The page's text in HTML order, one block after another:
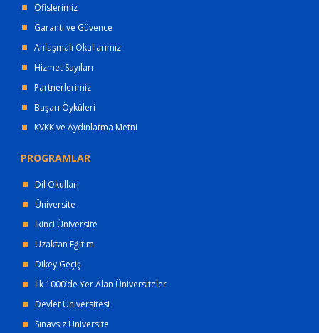
Ofislerimiz
Garanti ve Güvence
Anlaşmalı Okullarımız
Hizmet Sayıları
Partnerlerimiz
Başarı Öyküleri
KVKK ve Aydınlatma Metni
PROGRAMLAR
Dil Okulları
Üniversite
İkinci Üniversite
Uzaktan Eğitim
Dikey Geçiş
İlk 1000’de Yer Alan Üniversiteler
Devlet Üniversitesi
Sınavsız Üniversite